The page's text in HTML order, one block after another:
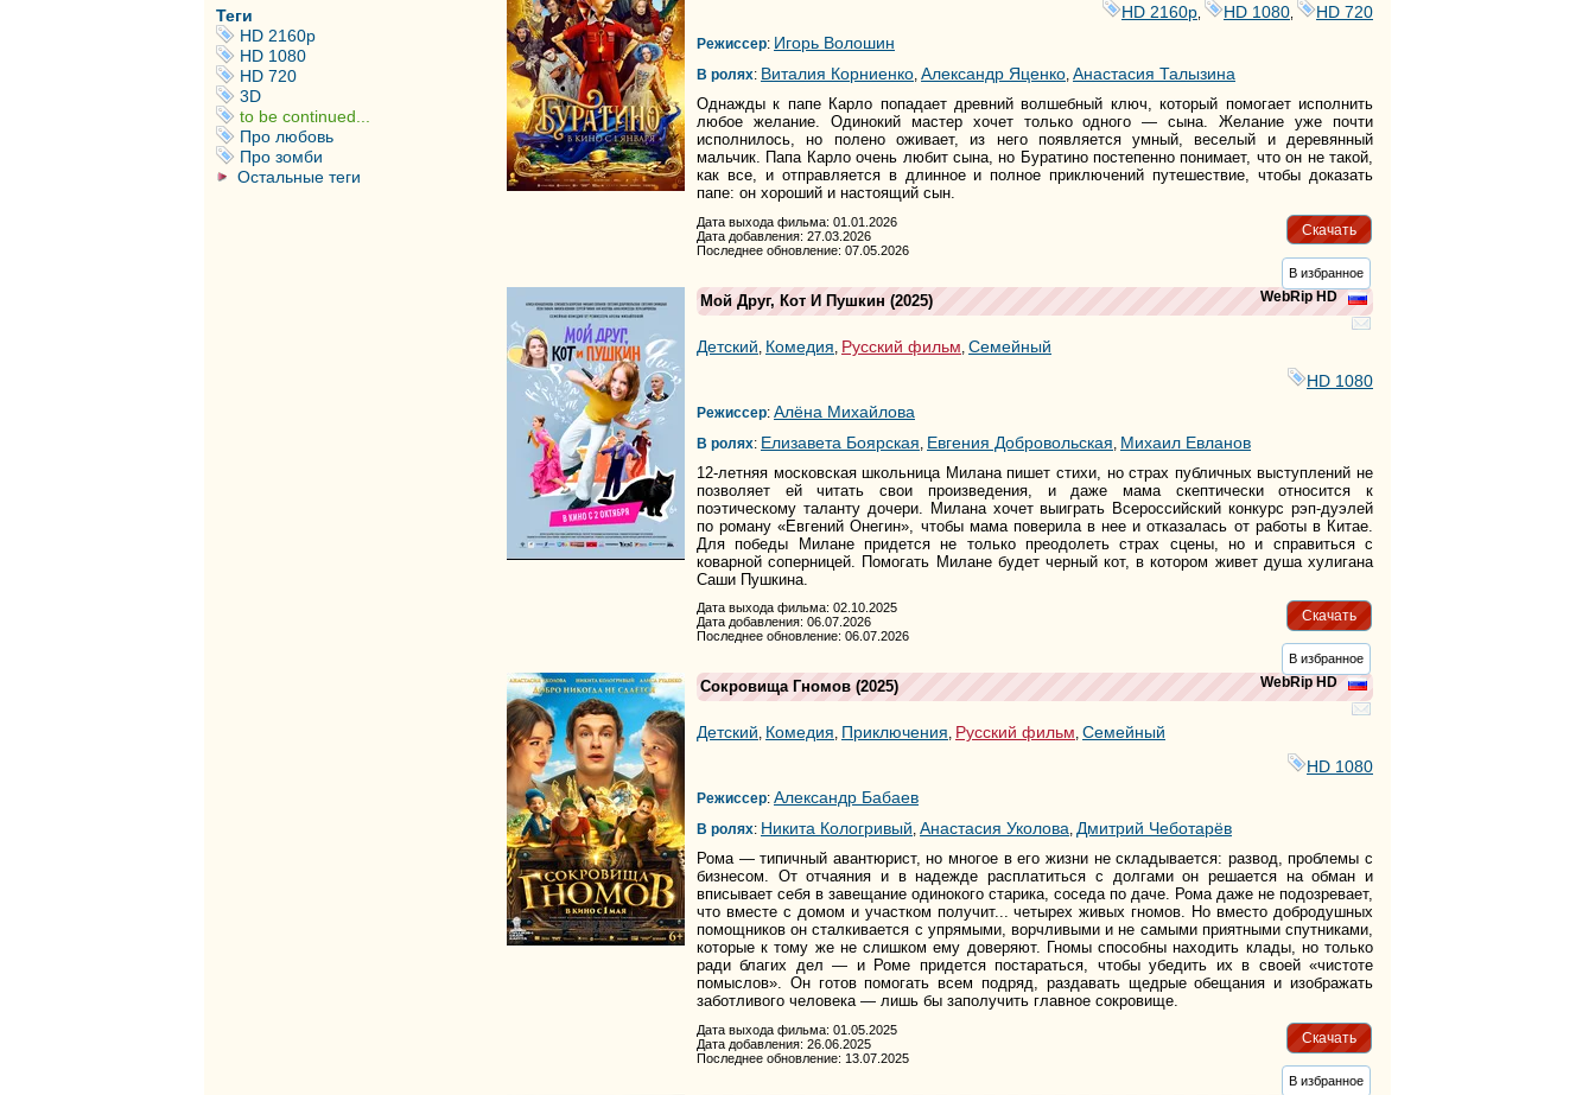
Теги
HD 2160р
HD 1080
HD 720
3D
to be continued...
Про любовь
Про зомби
Остальные теги
HD 2160р
HD 1080 HD 720
Режиссер: Игорь Волошин
В ролях: Виталия Корниенко, Александр Яценко, Анастасия Талызина
Однажды к папе Карло попадает древний волшебный ключ, который помогает исполнить
любое желание. Одинокий мастер хочет только одного — сына. Желание уже почти
исполнилось, но полено оживает, из него появляется умный, веселый и деревянный
мальчик. Папа Карло очень любит сына, но Буратино постепенно понимает, что он не такой,
как все, и отправляется в длинное и полное приключений путешествие, чтобы доказать
папе: он хороший и настоящий сын.
Скачать
Дата выхода фильма: 01.01.2026
Дата добавления: 27.03.2026
Последнее обновление: 07.05.2026
В избранное
WebRip HD
Мой Друг, Кот И Пушкин (2025)
Детский Комедия Русский фильм Семейный
HD 1080
Режиссер: Алёна Михайлова
В ролях: Елизавета Боярская Евгения Добровольская Михаил Евланов
12-летняя московская школьница Милана пишет стихи, но страх публичных выступлений не
позволяет ей читать свои произведения, и даже мама скептически относится к
поэтическому таланту дочери. Милана хочет выиграть Всероссийский конкурс рэп-дуэлей
по роману «Евгений Онегин», чтобы мама поверила в нее и отказалась от работы в Китае.
Для победы Милане придется не только преодолеть страх сцены, но и справиться с
коварной соперницей. Помогать Милане будет черный кот, в котором живет душа хулигана
Саши Пушкина.
Скачать
Дата выхода фильма: 02.10.2025
Дата добавления: 06.07.2026
Последнее обновление: 06.07.2026
В избранное
WebRip HD
Сокровища Гномов (2025)
Детский, Комедия, Приключения, Русский фильм, Семейный
HD 1080
Режиссер: Александр Бабаев
В ролях: Никита Кологривый, Анастасия Уколова, Дмитрий Чеботарёв
Рома — типичный авантюрист, но многое в его жизни не складывается: развод, проблемы с
бизнесом. От отчаяния и в надежде расплатиться с долгами он решается на обман и
вписывает себя в завещание одинокого старика, соседа по даче. Рома даже не подозревает,
что вместе с домом и участком получит... четырех живых гномов. Но вместо добродушных
помощников он сталкивается с упрямыми, ворчливыми и не самыми приятными спутниками,
которые к тому же не слишком ему доверяют. Гномы способны находить клады, но только
ради благих дел — и Роме придется постараться, чтобы убедить их в своей «чистоте
помыслов». Он готов помогать всем подряд, раздавать щедрые обещания и изображать
заботливого человека — лишь бы заполучить главное сокровище.
Скачать
Дата выхода фильма: 01.05.2025
Дата добавления: 26.06.2025
Последнее обновление: 13.07.2025
В избранное